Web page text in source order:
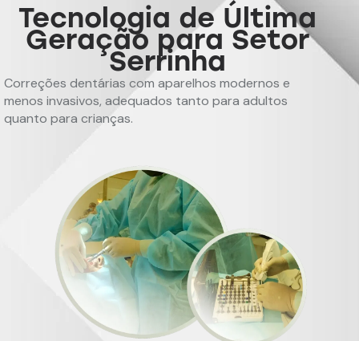
Tecnologia de Última
Geração para Setor
Serrinha
Correções dentárias com aparelhos modernos e
menos invasivos, adequados tanto para adultos
quanto para crianças.